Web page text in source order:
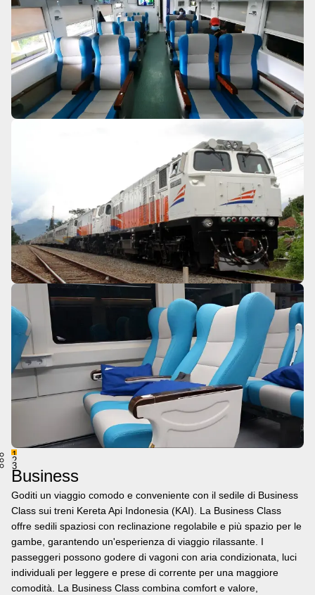
1
2
3
Business
Goditi un viaggio comodo e conveniente con il sedile di Business
Class sui treni Kereta Api Indonesia (KAI). La Business Class
offre sedili spaziosi con reclinazione regolabile e più spazio per le
gambe, garantendo un'esperienza di viaggio rilassante. I
passeggeri possono godere di vagoni con aria condizionata, luci
individuali per leggere e prese di corrente per una maggiore
comodità. La Business Class combina comfort e valore,